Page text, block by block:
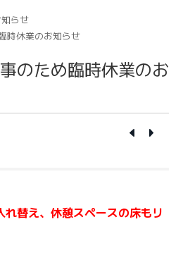
らせ
時休業のお知らせ
のため臨時休業のお
れ替え、休憩スペースの床もリ